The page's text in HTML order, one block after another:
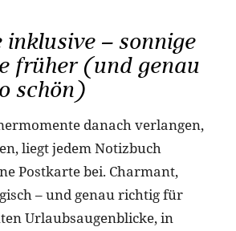
– sonnige
früher (und genau
schön)
danach verlangen,
liegt jedem Notizbuch
Postkarte bei. Charmant,
– und genau richtig für
Urlaubsaugenblicke, in